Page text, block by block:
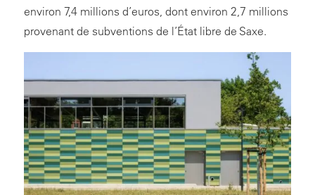
environ 7,4 millions d’euros, dont environ 2,7 millions
provenant de subventions de l’État libre de Saxe.